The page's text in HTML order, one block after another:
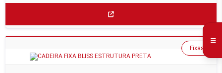
Fixas